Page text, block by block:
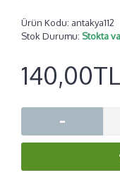
Ürün Kodu: antakya112
Stok Durumu: Stokta
140,00TL
-